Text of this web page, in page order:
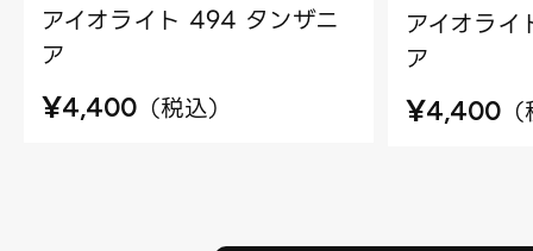
アイオライト 494 タンザニ
ア
¥4,400 （税込）
アイオラ
ア
¥4,400 （